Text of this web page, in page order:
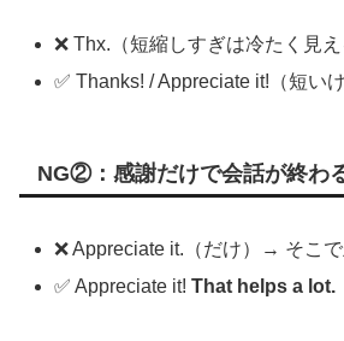
❌ Thx.（短縮しすぎは冷たく見え
✅ Thanks! / Appreciate it!（短い
NG②：感謝だけで会話が終わ
❌ Appreciate it.（だけ）→ そこ
✅ Appreciate it!That helps a lot.